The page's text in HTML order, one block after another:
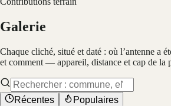
Galerie
Chaque cliché, situé et daté : où l’antenne a
et comment — appareil, distance et cap de la
Récentes
Populaires